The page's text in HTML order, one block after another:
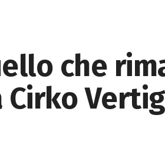
che
Cirko